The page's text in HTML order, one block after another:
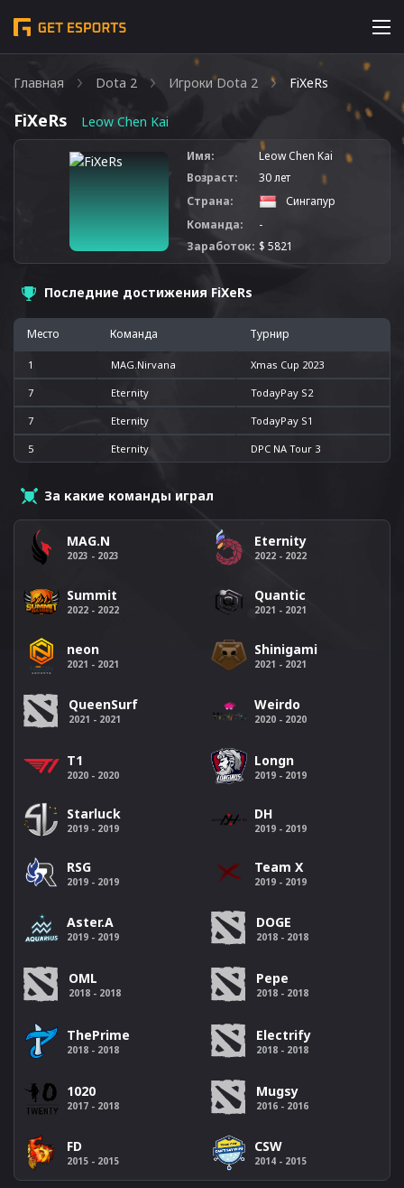
Главная Dota 2 Игроки Dota 2 FiXeRs
FiXeRs Leow Chen Kai
Имя:
Leow Chen Kai
Возраст:
30 лет
Страна:
Сингапур
Команда:
-
Заработок: $ 5821
Последние достижения FiXeRs
Место Команда Турнир
1 MAG.Nirvana Xmas Cup 2023
7 Eternity TodayPay S2
7 Eternity TodayPay S1
5 Eternity DPC NA Tour 3
За какие команды играл
MAG.N
2023 - 2023
Eternity
2022 - 2022
Summit
2022 - 2022
Quantic
2021 - 2021
neon
2021 - 2021
Shinigami
2021 - 2021
QueenSurf
2021 - 2021
Weirdo
2020 - 2020
T1
2020 - 2020
Longn
2019 - 2019
Starluck
2019 - 2019
DH
2019 - 2019
RSG
2019 - 2019
Team X
2019 - 2019
Aster.A
2019 - 2019
DOGE
2018 - 2018
OML
2018 - 2018
Pepe
2018 - 2018
ThePrime
2018 - 2018
Electrify
2018 - 2018
1020
2017 - 2018
Mugsy
2016 - 2016
FD
2015 - 2015
CSW
2014 - 2015